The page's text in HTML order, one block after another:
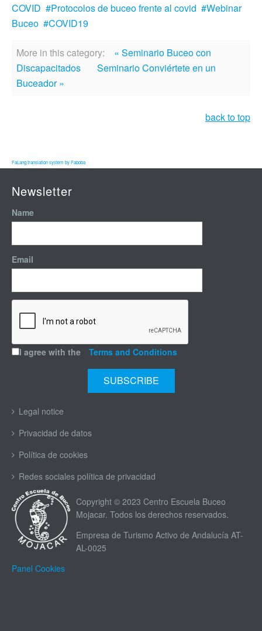
COVID
Protocolos de buceo frente al covid
Webinar
Buceo
COVID19
More in this category:
« Seminario Buceo con
Discapacitados
Seminario Conviértete en un
Buceador »
back to top
FaLang translation system by Faboba
Newsletter
Name
Email
I agree with the Terms and Conditions
Legal notice
Privacidad de datos
Política de cookies
Redes sociales política de privacidad
Copyright © 2023 Centro Escuela Buceo
Mojacar. Todos los derechos reservados.
Empresa de Turismo Activo de Andalucía AT-
AL-0025
Panel Cookies